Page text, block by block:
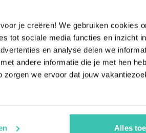
je creëren! We gebruiken cookies
tot sociale media functies en inzicht
en analyse delen we
andere informatie die je met hen
we ervoor dat jouw
Alles